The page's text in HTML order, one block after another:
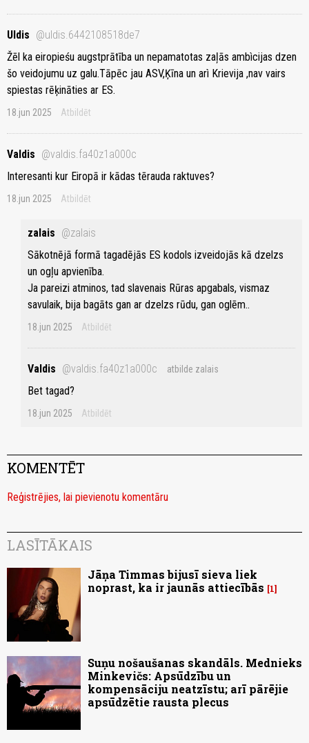
Uldis @uldis.6442108518de7
Žēl ka eiropieśu augstprātība un nepamatotas zaļās ambìcijas dzen
šo veidojumu uz galu.Tāpēc jau ASV,Ķīna un arì Krievija ,nav vairs
spiestas rēķināties ar ES.
18.jun 2025 Atbildēt
Valdis @valdis.fa40z1a000c
Interesanti kur Eiropā ir kādas tērauda raktuves?
18.jun 2025 Atbildēt
zalais @zalais
Sākotnējā formā tagadējās ES kodols izveidojās kā dzelzs
un ogļu apvienība.
Ja pareizi atminos, tad slavenais Rūras apgabals, vismaz
savulaik, bija bagāts gan ar dzelzs rūdu, gan oglēm..
18.jun 2025 Atbildēt
Valdis @valdis.fa40z1a000c atbilde zalais
Bet tagad?
18.jun 2025 Atbildēt
KOMENTĒT
Reģistrējies, lai pievienotu komentāru
LASĪTĀKAIS
Jāņa Timmas bijusī sieva liek
noprast, ka ir jaunās attiecībās
1
Suņu nošaušanas skandāls. Mednieks
Minkevičs: Apsūdzību un
kompensāciju neatzīstu; arī pārējie
apsūdzētie rausta plecus